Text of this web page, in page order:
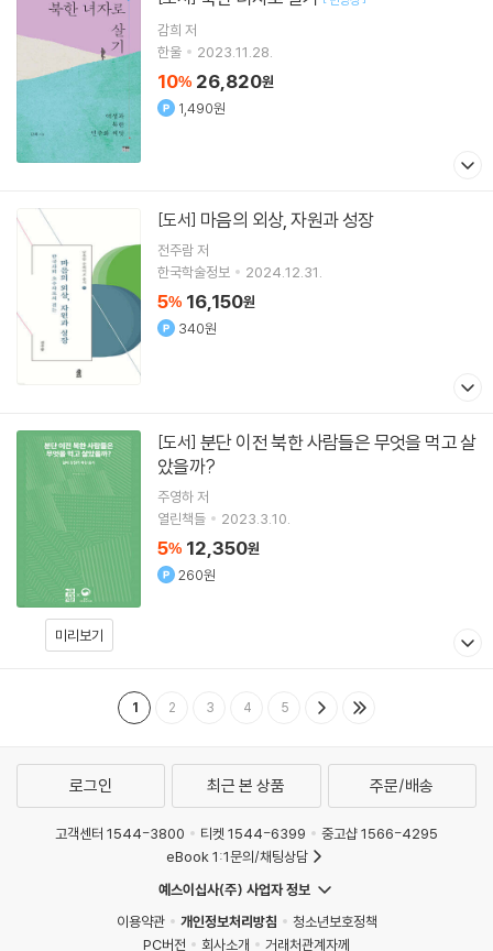
감희 저
한울
2023.11.28.
10% 26,820원
1,490원
[도서] 마음의 외상, 자원과 성장
전주람저
한국학술정보
2024.12.31.
5% 16,150원
340원
미리보기
[도서]
았을까?
주영하저
열린책들
2023.3.10.
5% 12,350원
260원
1 2 3 4 5
로그인 최근 본 상품 주문/배송
고객센터 1544-3800 티켓 1544-6399
중고샵 1566-4295
eBook 1:1문의/채팅상담
예스이십사(주) 사업자 정보
이용약관
개인정보처리방침
청소년보호정책
PC버전
회사소개 거래처관계자께